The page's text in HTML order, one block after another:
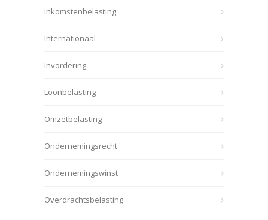
Inkomstenbelasting
Internationaal
Invordering
Loonbelasting
Omzetbelasting
Ondernemingsrecht
Ondernemingswinst
Overdrachtsbelasting